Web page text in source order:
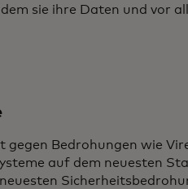
sie ihre Daten und vor
Bedrohungen wie
auf dem neuesten